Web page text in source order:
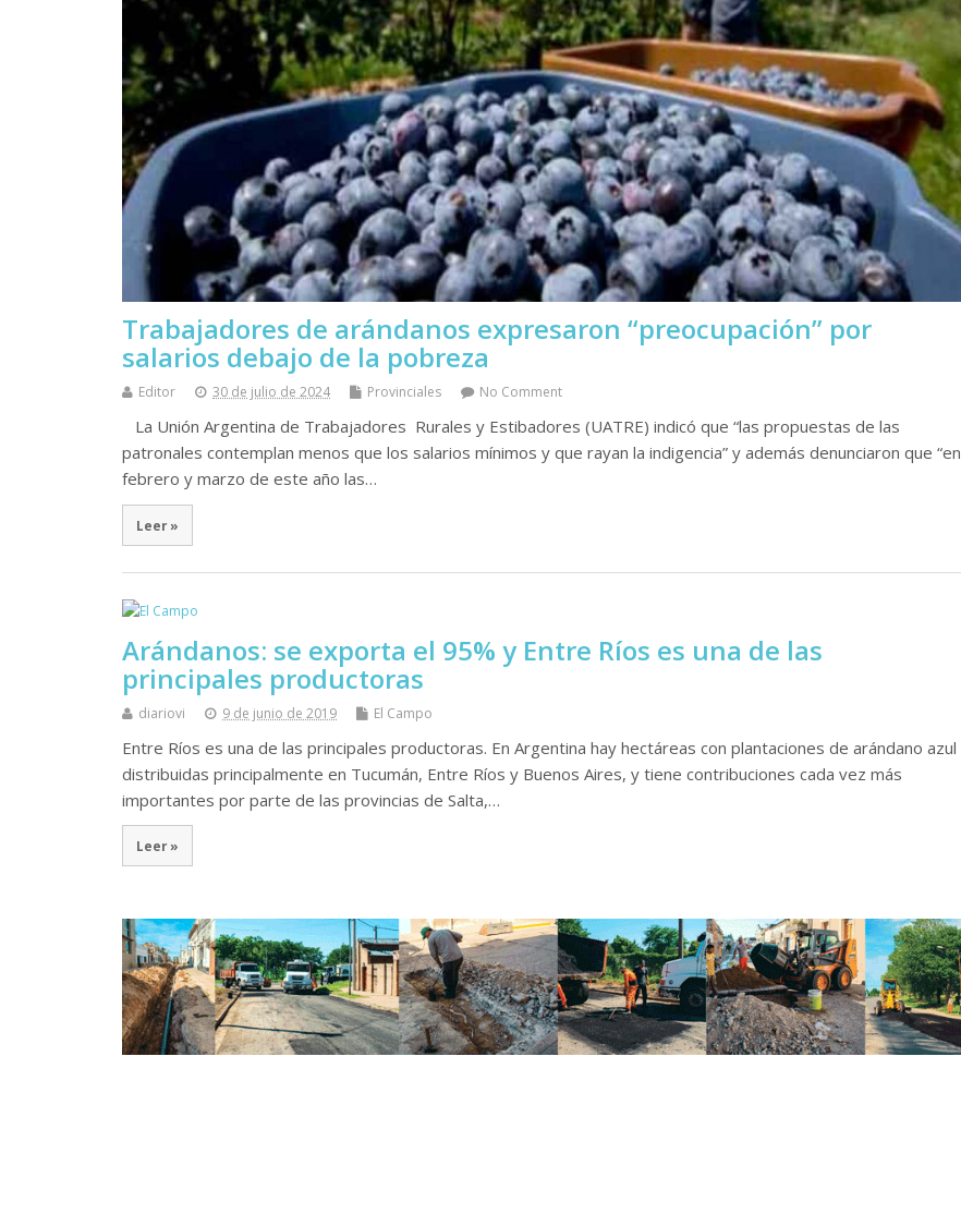
Trabajadores de arándanos expresaron “preocupación” por
salarios debajo de la pobreza
Editor 30 de julio de 2024 Provinciales No Comment
La Unión Argentina de Trabajadores Rurales y Estibadores (UATRE) indicó que “las propuestas de las
patronales contemplan menos que los salarios mínimos y que rayan la indigencia” y además denunciaron que “en
febrero y marzo de este año las…
Leer »
Arándanos: se exporta el 95% y Entre Ríos es una de las
principales productoras
diariovi 9 de junio de 2019 El Campo
Entre Ríos es una de las principales productoras. En Argentina hay hectáreas con plantaciones de arándano azul
distribuidas principalmente en Tucumán, Entre Ríos y Buenos Aires, y tiene contribuciones cada vez más
importantes por parte de las provincias de Salta,…
Leer »